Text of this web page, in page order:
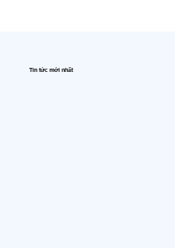
Tin tức mới nhất